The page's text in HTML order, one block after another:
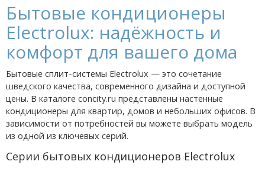
Бытовые кондиционеры
Electrolux: надёжность и
комфорт для вашего дома
Бытовые сплит-системы Electrolux — это сочетание
шведского качества, современного дизайна и доступной
цены. В каталоге concity.ru представлены настенные
кондиционеры для квартир, домов и небольших офисов. В
зависимости от потребностей вы можете выбрать модель
из одной из ключевых серий.
Серии бытовых кондиционеров Electrolux